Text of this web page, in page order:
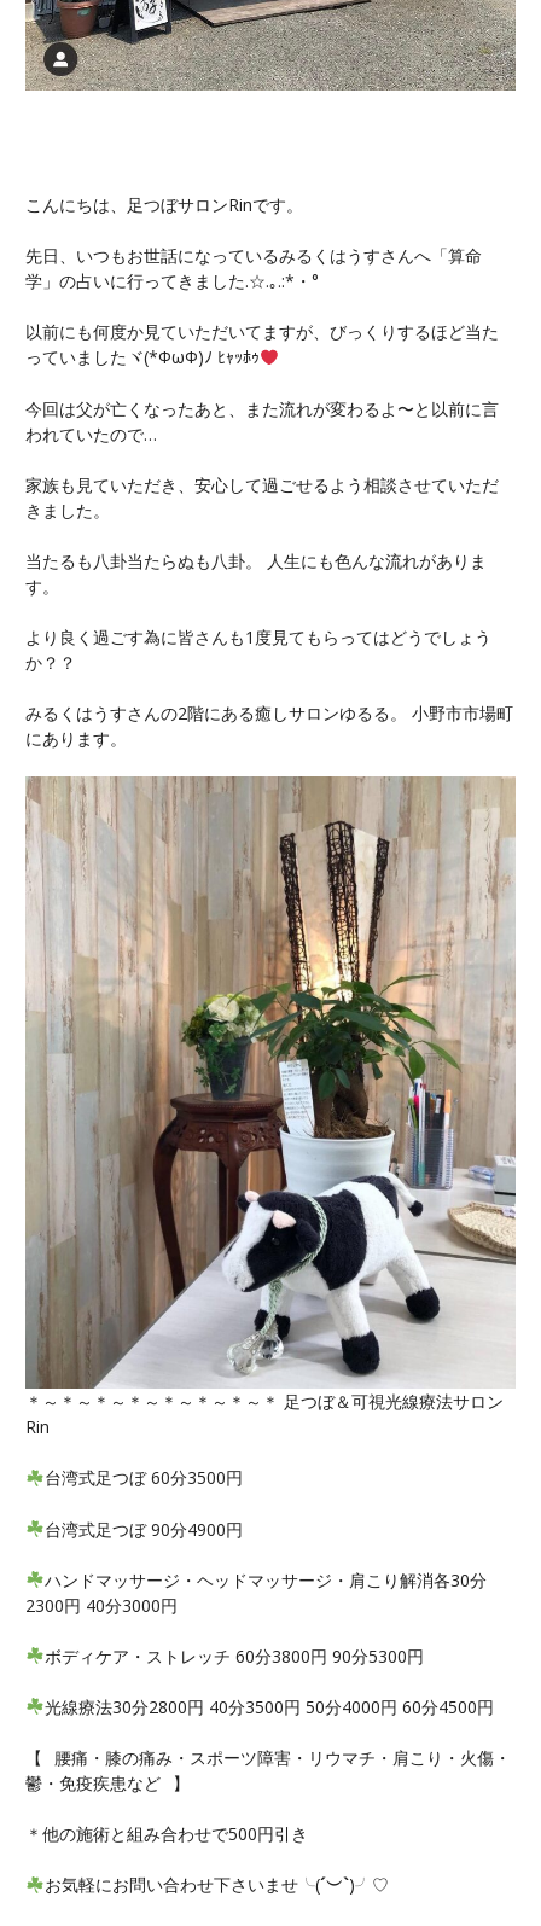
こんにちは、足つぼサロンRinです。
先日、いつもお世話になっているみるくはうすさんへ「算命
学」の占いに行ってきました.☆.｡.:*・°
以前にも何度か見ていただいてますが、びっくりするほど当た
っていましたヾ(*ΦωΦ)ﾉ ﾋｬｯﾎｩ
今回は父が亡くなったあと、また流れが変わるよ〜と以前に言
われていたので…
家族も見ていただき、安心して過ごせるよう相談させていただ
きました。
当たるも八卦当たらぬも八卦。 人生にも色んな流れがありま
す。
より良く過ごす為に皆さんも1度見てもらってはどうでしょう
か？？
みるくはうすさんの2階にある癒しサロンゆるる。 小野市市場町
にあります。
＊～＊～＊～＊～＊～＊～＊～＊ 足つぼ＆可視光線療法サロン
Rin
台湾式足つぼ 60分3500円
台湾式足つぼ 90分4900円
ハンドマッサージ・ヘッドマッサージ・肩こり解消各30分
2300円 40分3000円
ボディケア・ストレッチ 60分3800円 90分5300円
光線療法30分2800円 40分3500円 50分4000円 60分4500円
【⠀腰痛・膝の痛み・スポーツ障害・リウマチ・肩こり・火傷・
鬱・免疫疾患など⠀】
＊他の施術と組み合わせで500円引き
お気軽にお問い合わせ下さいませ╰(´︶`)╯♡